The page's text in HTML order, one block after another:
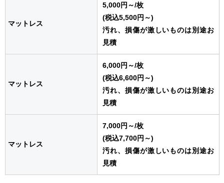
マットレス
5,000円～/枚
(税込5,500円～)
汚れ、損傷が激しいものは別途お
見積
マットレス
6,000円～/枚
(税込6,600円～)
汚れ、損傷が激しいものは別途お
見積
マットレス
7,000円～/枚
(税込7,700円～)
汚れ、損傷が激しいものは別途お
見積